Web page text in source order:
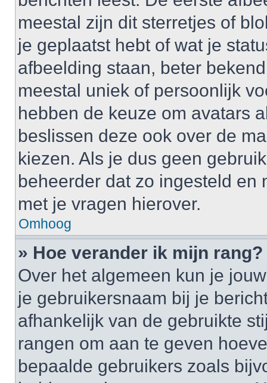
meestal zijn dit sterretjes of
je geplaatst hebt of wat je
afbeelding staan, beter
meestal uniek of persoonlijk
hebben de keuze om avatars
beslissen deze ook over de
kiezen. Als je dus geen
beheerder dat zo ingesteld en
met je vragen hierover.
Omhoog
» Hoe verander ik mijn rang?
Over het algemeen kun je
je gebruikersnaam bij je
afhankelijk van de gebruikte
rangen om aan te geven
bepaalde gebruikers zoals